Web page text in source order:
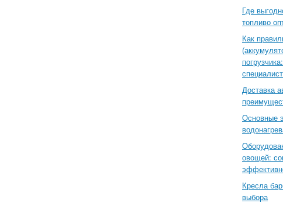
Где
топливо
Как
Доставка
Основные
овощей:
Кресла
выбора